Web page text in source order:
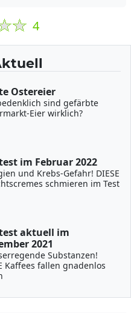
4
Ostereier
sind gefärbte
Eier wirklich?
im Februar 2022
und Krebs-Gefahr! DIESE
schmieren im Test
aktuell im
2021
Substanzen!
Kaffees fallen gnadenlos